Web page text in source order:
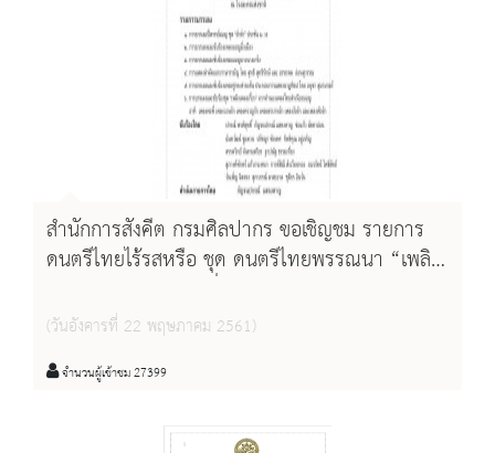
สำนักการสังคีต กรมศิลปากร ขอเชิญชม รายการ
ดนตรีไทยไร้รสหรือ ชุด ดนตรีไทยพรรณนา “เพลิน
๑๗.๐๐ น. ณ โรงละครแห่งชาติ
(วันอังคารที่ 22 พฤษภาคม 2561)
จำนวนผู้เข้าชม 27399